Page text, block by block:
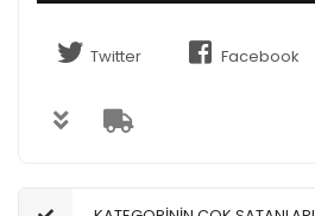
Twitter Facebook